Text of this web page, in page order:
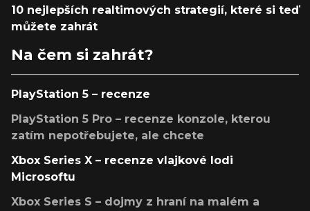
10 nejlepších realtimových strategií, které si teď
můžete zahrát
Na čem si zahrát?
PlayStation 5 – recenze
PlayStation 5 Pro – recenze konzole, kterou
zatím nepotřebujete, ale chcete
Xbox Series X – recenze vlajkové lodi
Microsoftu
Xbox Series S – dojmy z hraní na malém a